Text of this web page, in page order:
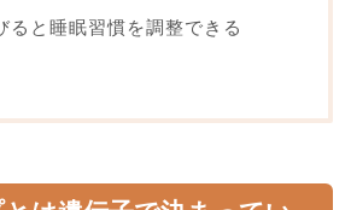
ると睡眠習慣を調整できる